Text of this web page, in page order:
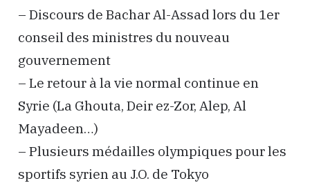
– Discours de Bachar Al-Assad lors du 1er
conseil des ministres du nouveau
gouvernement
– Le retour à la vie normal continue en
Syrie (La Ghouta, Deir ez-Zor, Alep, Al
Mayadeen…)
– Plusieurs médailles olympiques pour les
sportifs syrien au J.O. de Tokyo